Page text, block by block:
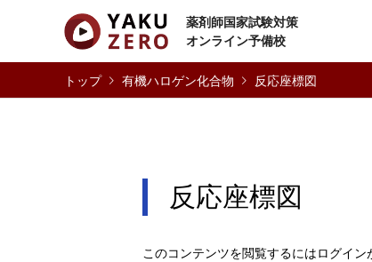
薬剤師国家試験対策
オンライン予備校
有機ハロゲン化合物
反応座標図
反応座標図
このコンテンツを閲覧するにはログイ